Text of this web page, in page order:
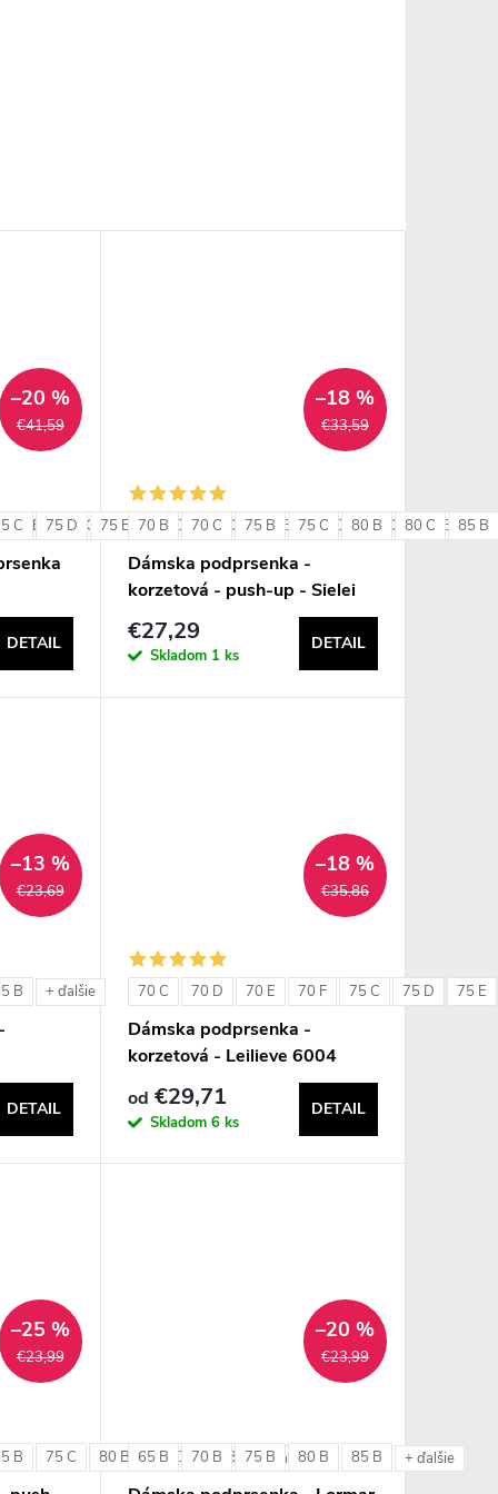
85 B 85 C 85 D 90 B 90 C + ďalšie
€41,59
–20 %
C 75 D 75 E 80 C 80 D 80 E 85 C 85 D 85 E 90
DETAIL
€33,59
–18 %
70 B 70 C 75 B 75 C 80 B 80 C 85 B
Dámska podprsenka -
korzetová - push-up - Sielei
1580
€27,29
Skladom 1 ks
DETAIL
€23,69
–13 %
B + ďalšie
DETAIL
€35,86
–18 %
70 C 70 D 70 E 70 F 75 C 75 D 75 E
Dámska podprsenka -
korzetová - Leilieve 6004
od €29,71
Skladom 6 ks
DETAIL
€23,99
–25 %
B 75 C 80 B 80 C 85 B + ďalšie
€23,99
–20 %
65 B 70 B 75 B 80 B 85 B + ďalšie